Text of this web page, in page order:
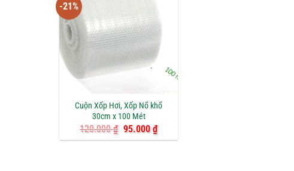
-21%
Cuộn Xốp Hơi, Xốp Nổ khổ
30cm x 100 Mét
120.000₫ Giá
gốc
95.000₫Giá
hiện